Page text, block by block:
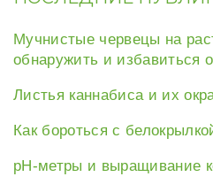
Мучнистые червецы на
обнаружить и избавиться
Листья каннабиса и их
Как бороться с
рН-метры и выращивание